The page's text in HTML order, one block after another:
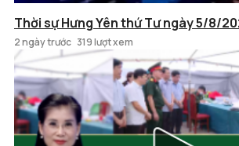
Thời sự Hưng Yên thứ Tư ngày 5/8/
2 ngày trước 319 lượt xem